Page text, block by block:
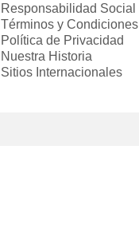
Responsabilidad Social
Términos y Condiciones
Política de Privacidad
Nuestra Historia
Sitios Internacionales